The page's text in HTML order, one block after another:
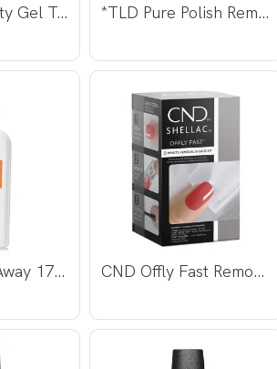
*Kupa GelFinity Gel Top Coat matte *TLD Pure Polish Remover 50ml
CND Cuticle Away 177ml CND Offly Fast Removal & Care Kit